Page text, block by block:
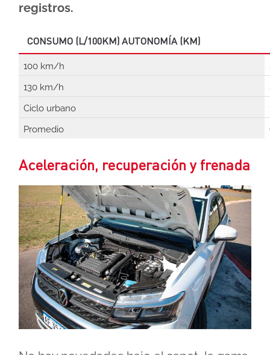
registros.
CONSUMO (L/100KM) AUTONOMÍA (KM)
100 km/h
130 km/h
Ciclo urbano
Promedio
Aceleración, recuperación y frenada